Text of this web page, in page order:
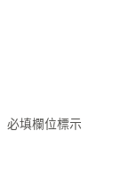
必填欄位標示